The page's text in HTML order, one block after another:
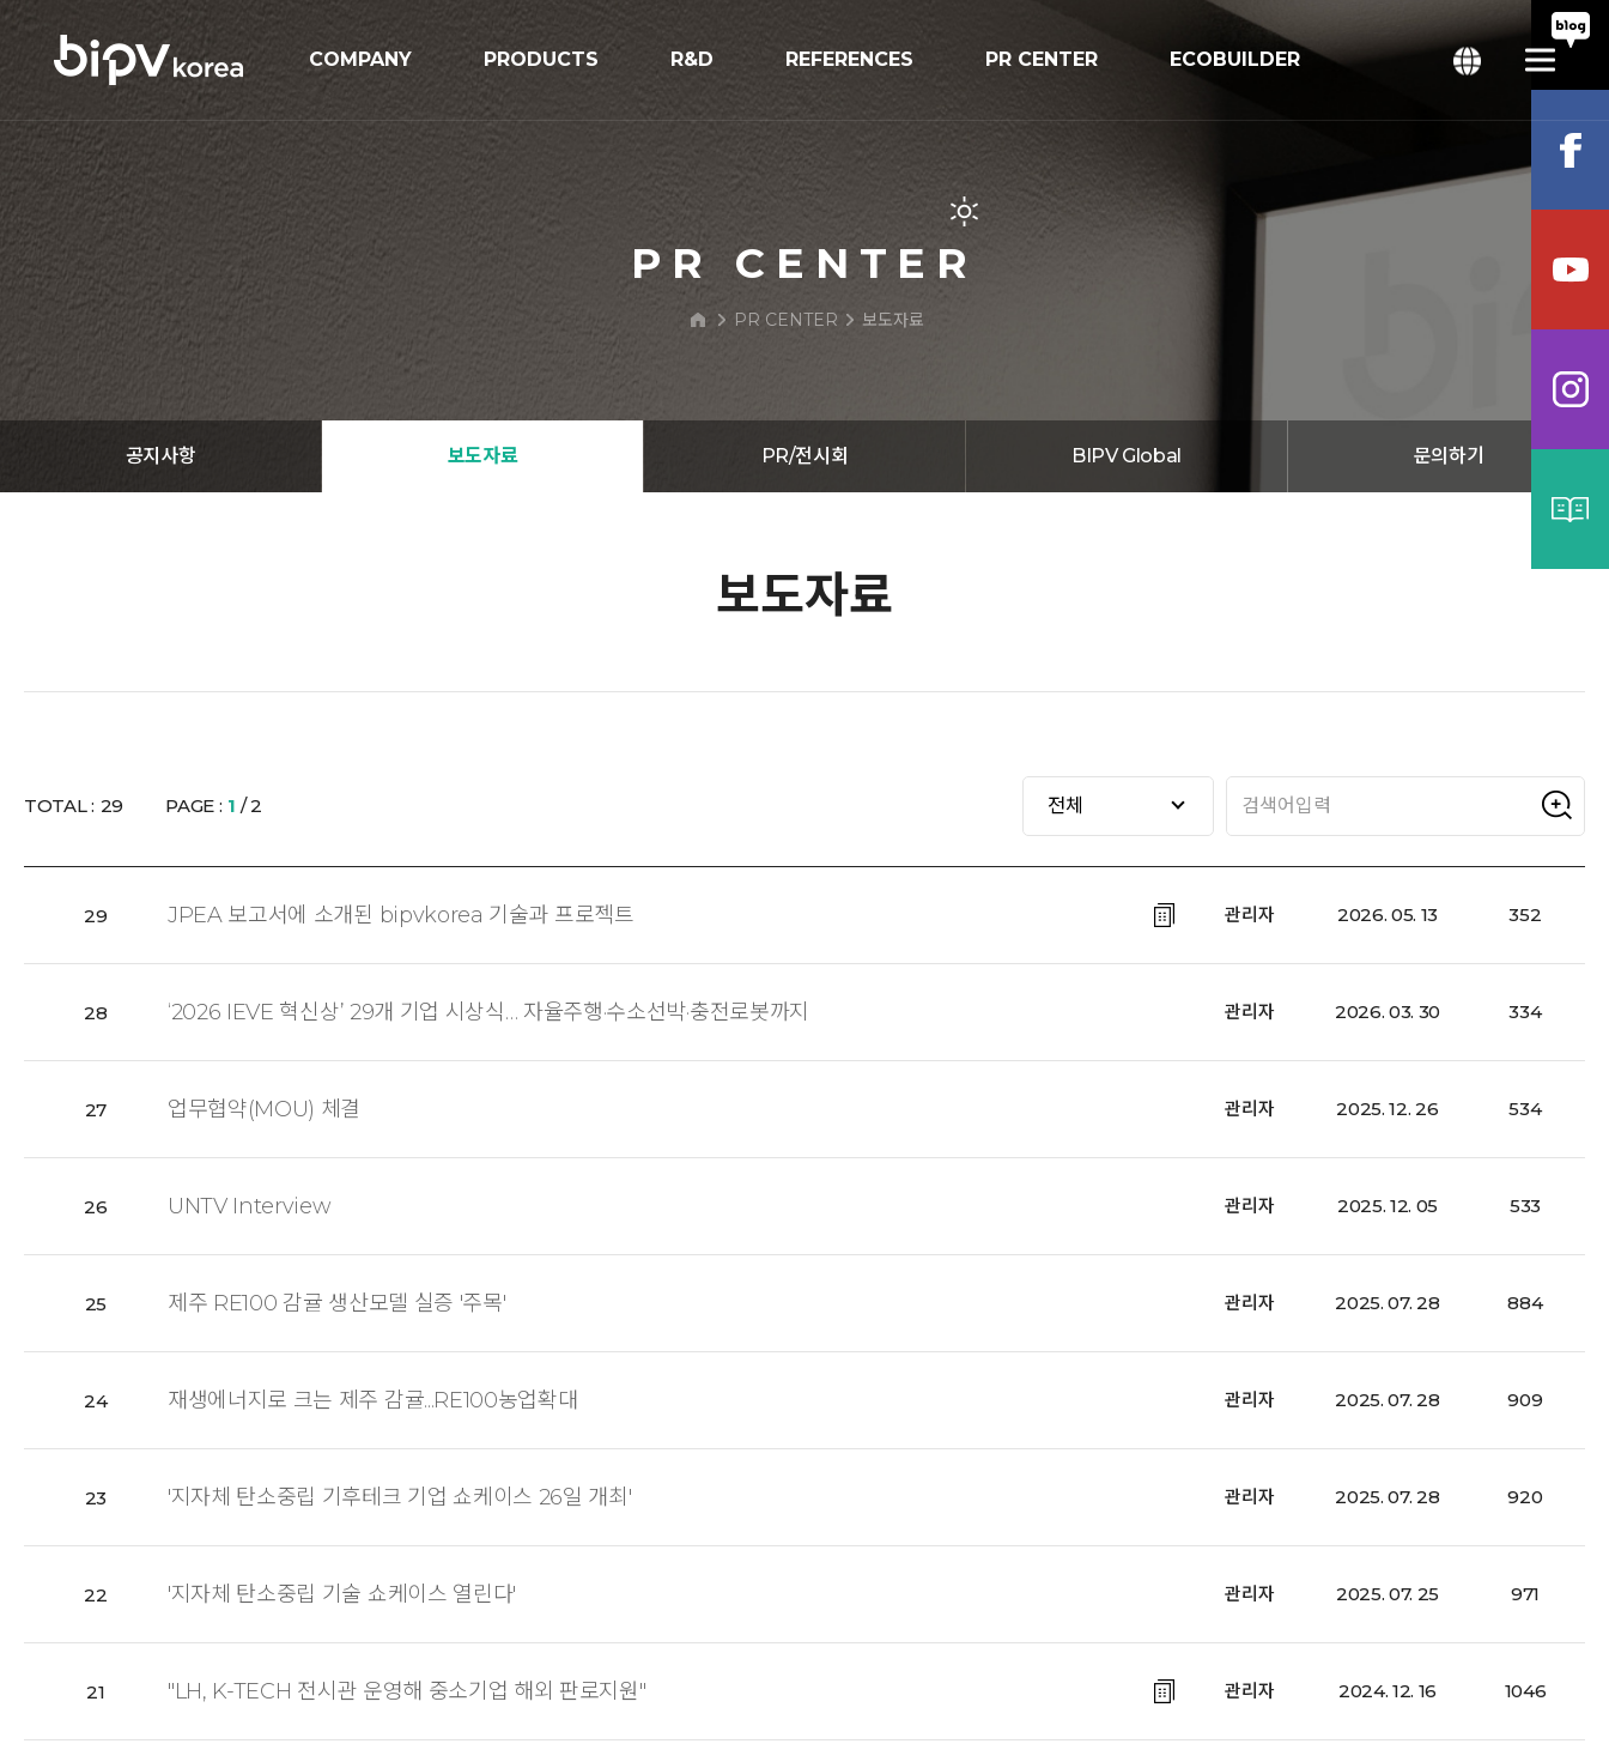
COMPANY
기업개요
인증현황
오시는길
PRODUCTS
ESS
R&D
R&D
REFERENCES
시공사례
PR CENTER
보도자료
ECOBUILDER
PR CENTER
PR CENTER 보도자료
공지사항 보도자료 PR/전시회 BIPV Global 문의하기
보도자료
전체
TOTAL : 29 PAGE : 1 / 2
29 JPEA 보고서에 소개된 bipvkorea 기술과 프로젝트 관리자 2026. 05. 13 352
28 ‘2026 IEVE 혁신상’ 29개 기업 시상식… 자율주행·수소선박·충전로봇까지 관리자 2026. 03. 30 334
27 업무협약(MOU) 체결 관리자 2025. 12. 26 534
26 UNTV Interview 관리자 2025. 12. 05 533
25 제주 RE100 감귤 생산모델 실증 '주목' 관리자 2025. 07. 28 884
24 재생에너지로 크는 제주 감귤...RE100농업확대 관리자 2025. 07. 28 909
23 '지자체 탄소중립 기후테크 기업 쇼케이스 26일 개최' 관리자 2025. 07. 28 920
22 '지자체 탄소중립 기술 쇼케이스 열린다' 관리자 2025. 07. 25 971
21 "LH, K-TECH 전시관 운영해 중소기업 해외 판로지원" 관리자 2024. 12. 16 1046